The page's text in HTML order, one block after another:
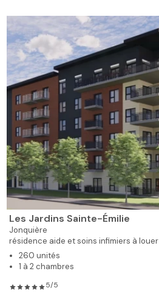
Les Jardins Sainte-Émilie
Jonquière
résidence aide et soins infimiers à louer
260 unités
1 à 2 chambres
5/5